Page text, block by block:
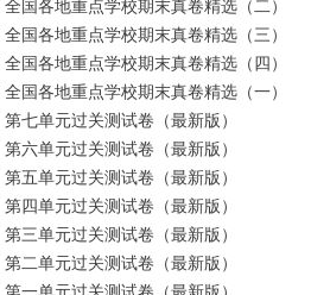
国各地重点学校期末真卷精选（二）
国各地重点学校期末真卷精选（三）
国各地重点学校期末真卷精选（四）
国各地重点学校期末真卷精选（一）
七单元过关测试卷（最新版）
六单元过关测试卷（最新版）
五单元过关测试卷（最新版）
四单元过关测试卷（最新版）
三单元过关测试卷（最新版）
二单元过关测试卷（最新版）